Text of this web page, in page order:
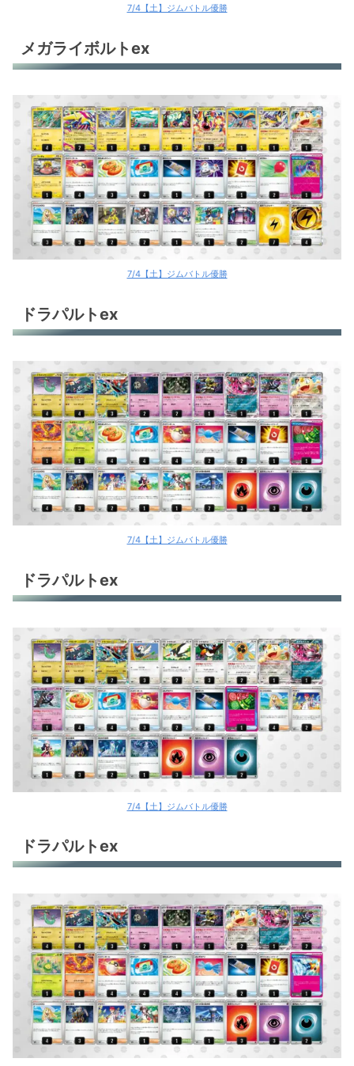
7/4【土】ジムバトル優勝
メガライボルトex
7/4【土】ジムバトル優勝
ドラパルトex
7/4【土】ジムバトル優勝
ドラパルトex
7/4【土】ジムバトル優勝
ドラパルトex